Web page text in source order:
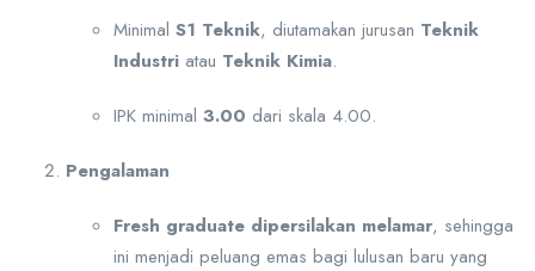
Minimal S1 Teknik, diutamakan jurusan Teknik
Industri atau Teknik Kimia.
IPK minimal 3.00 dari skala 4.00.
Pengalaman
Fresh graduate dipersilakan melamar, sehingga
ini menjadi peluang emas bagi lulusan baru yang